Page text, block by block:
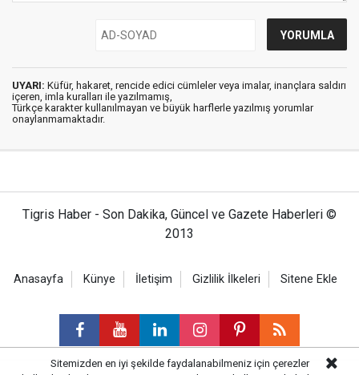
UYARI: Küfür, hakaret, rencide edici cümleler veya imalar, inançlara saldırı
içeren, imla kuralları ile yazılmamış,
Türkçe karakter kullanılmayan ve büyük harflerle yazılmış yorumlar
onaylanmamaktadır.
Tigris Haber - Son Dakika, Güncel ve Gazete Haberleri ©
2013
Anasayfa Künye İletişim Gizlilik İlkeleri Sitene Ekle
Sitemizden en iyi şekilde faydalanabilmeniz için çerezler